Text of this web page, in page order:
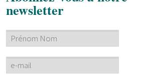
newsletter